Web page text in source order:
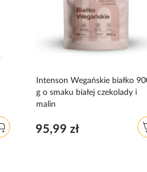
Intenson Wegańskie białko
g o smaku białej czekolady i
malin
95,99 zł